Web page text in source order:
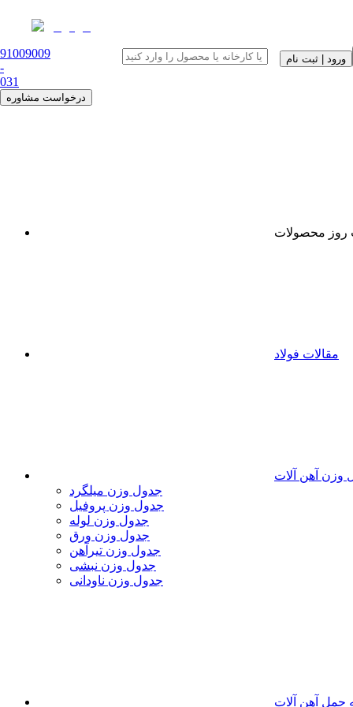
91009009
-
031
درخواست مشاوره
ورود | ثبت نام
روز محصولات
مقالات فولاد
وزن آهن آلات
جدول وزن میلگرد
جدول وزن پروفیل
جدول وزن لوله
جدول وزن ورق
جدول وزن تیرآهن
جدول وزن نبشی
جدول وزن ناودانی
حمل آهن آلات